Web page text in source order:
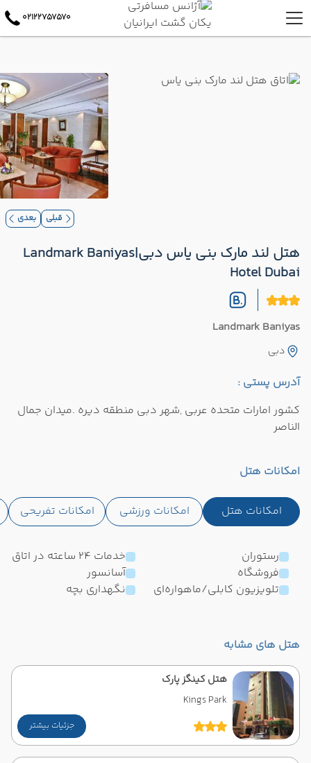
02122757570
قبلی بعدی
هتل لند مارک بنی یاس دبی|Landmark Baniyas
Hotel Dubai
Landmark Baniyas
دبی
آدرس پستی :
کشور امارات متحده عربی ,شهر دبی منطقه دیره .میدان جمال
الناصر
امکانات هتل
امکانات هتل امکانات ورزشی امکانات تفریحی
رستوران
فروشگاه
تلویزیون کابلی/ماهواره‌ای
خدمات 24 ساعته در اتاق
آسانسور
نگهداری بچه
هتل های مشابه
هتل کینگز پارک
Kings Park
جزئیات بیشتر